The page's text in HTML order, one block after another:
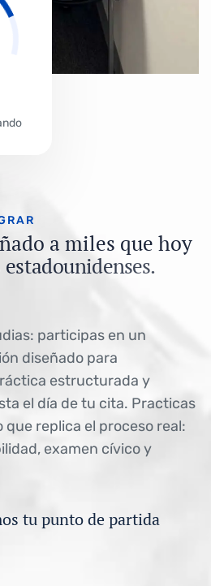
RAR
ñado a miles que hoy
estadounidenses
participas en un
diseñado para
estructurada y
el día de tu cita. Practicas
replica el proceso real:
examen cívico y
tu punto de partida